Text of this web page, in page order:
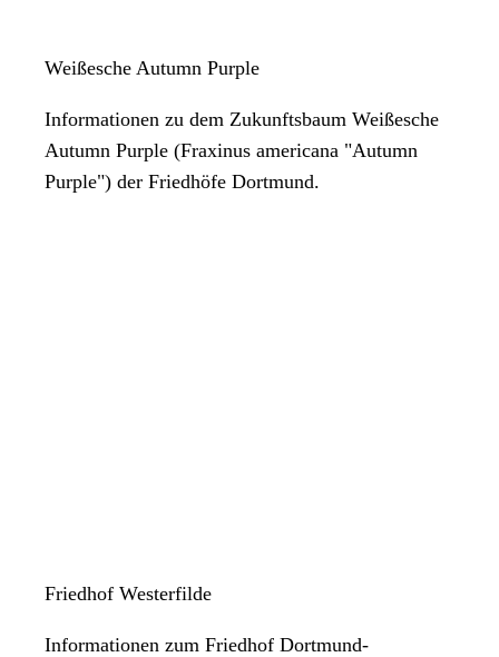
Weißesche Autumn Purple
Informationen zu dem Zukunftsbaum Weißesche
Autumn Purple (Fraxinus americana "Autumn
Purple") der Friedhöfe Dortmund.
Friedhof Westerfilde
Informationen zum Friedhof Dortmund-